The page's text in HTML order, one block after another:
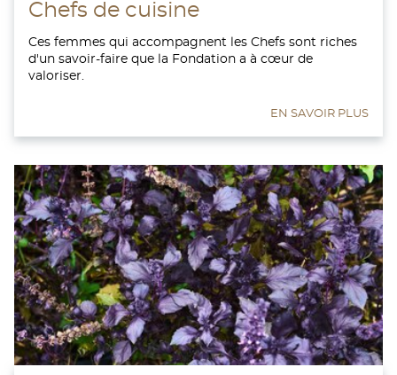
Chefs de cuisine
Ces femmes qui accompagnent les Chefs sont riches
d'un savoir-faire que la Fondation a à cœur de
valoriser.
EN SAVOIR PLUS